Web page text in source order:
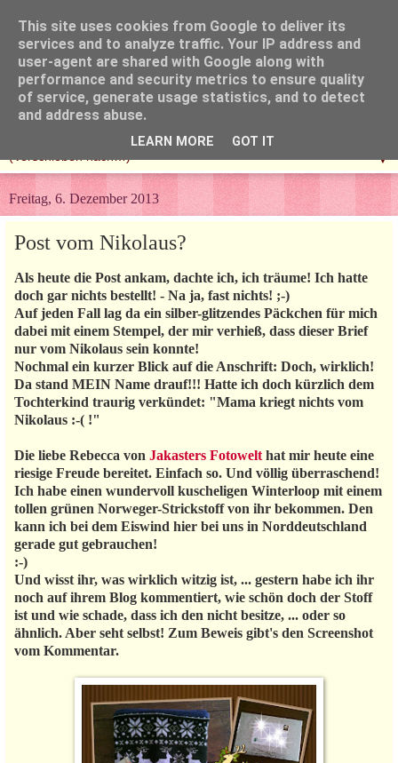
▼
Freitag, 6. Dezember 2013
Post vom Nikolaus?
Als heute die Post ankam, dachte ich, ich träume! Ich hatte
doch gar nichts bestellt! - Na ja, fast nichts! ;-)
Auf jeden Fall lag da ein silber-glitzendes Päckchen für mich
dabei mit einem Stempel, der mir verhieß, dass dieser Brief
nur vom Nikolaus sein konnte!
Nochmal ein kurzer Blick auf die Anschrift: Doch, wirklich!
Da stand MEIN Name drauf!!! Hatte ich doch kürzlich dem
Tochterkind traurig verkündet: "Mama kriegt nichts vom
Nikolaus :-( !"
Die liebe Rebecca von Jakasters Fotowelt hat mir heute eine
riesige Freude bereitet. Einfach so. Und völlig überraschend!
Ich habe einen wundervoll kuscheligen Winterloop mit einem
tollen grünen Norweger-Strickstoff von ihr bekommen. Den
kann ich bei dem Eiswind hier bei uns in Norddeutschland
gerade gut gebrauchen!
:-)
Und wisst ihr, was wirklich witzig ist, ... gestern habe ich ihr
noch auf ihrem Blog kommentiert, wie schön doch der Stoff
ist und wie schade, dass ich den nicht besitze, ... oder so
ähnlich. Aber seht selbst! Zum Beweis gibt's den Screenshot
vom Kommentar.
This site uses cookies from Google to deliver its
services and to analyze traffic. Your IP address and
user-agent are shared with Google along with
performance and security metrics to ensure quality
of service, generate usage statistics, and to detect
and address abuse.
LEARN MORE GOT IT